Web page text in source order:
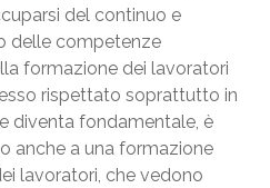
del continuo e
delle competenze
formazione dei lavoratori
rispettato soprattutto in
diventa fondamentale, è
anche a una formazione
lavoratori, che vedono